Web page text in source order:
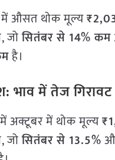
में औसत थोक मूल्य
जोसितंबर से 14% कम
है।
भाव में तेज गिरावट
में अक्टूबर में थोक मूल्य
जोसितंबर से 13.5%